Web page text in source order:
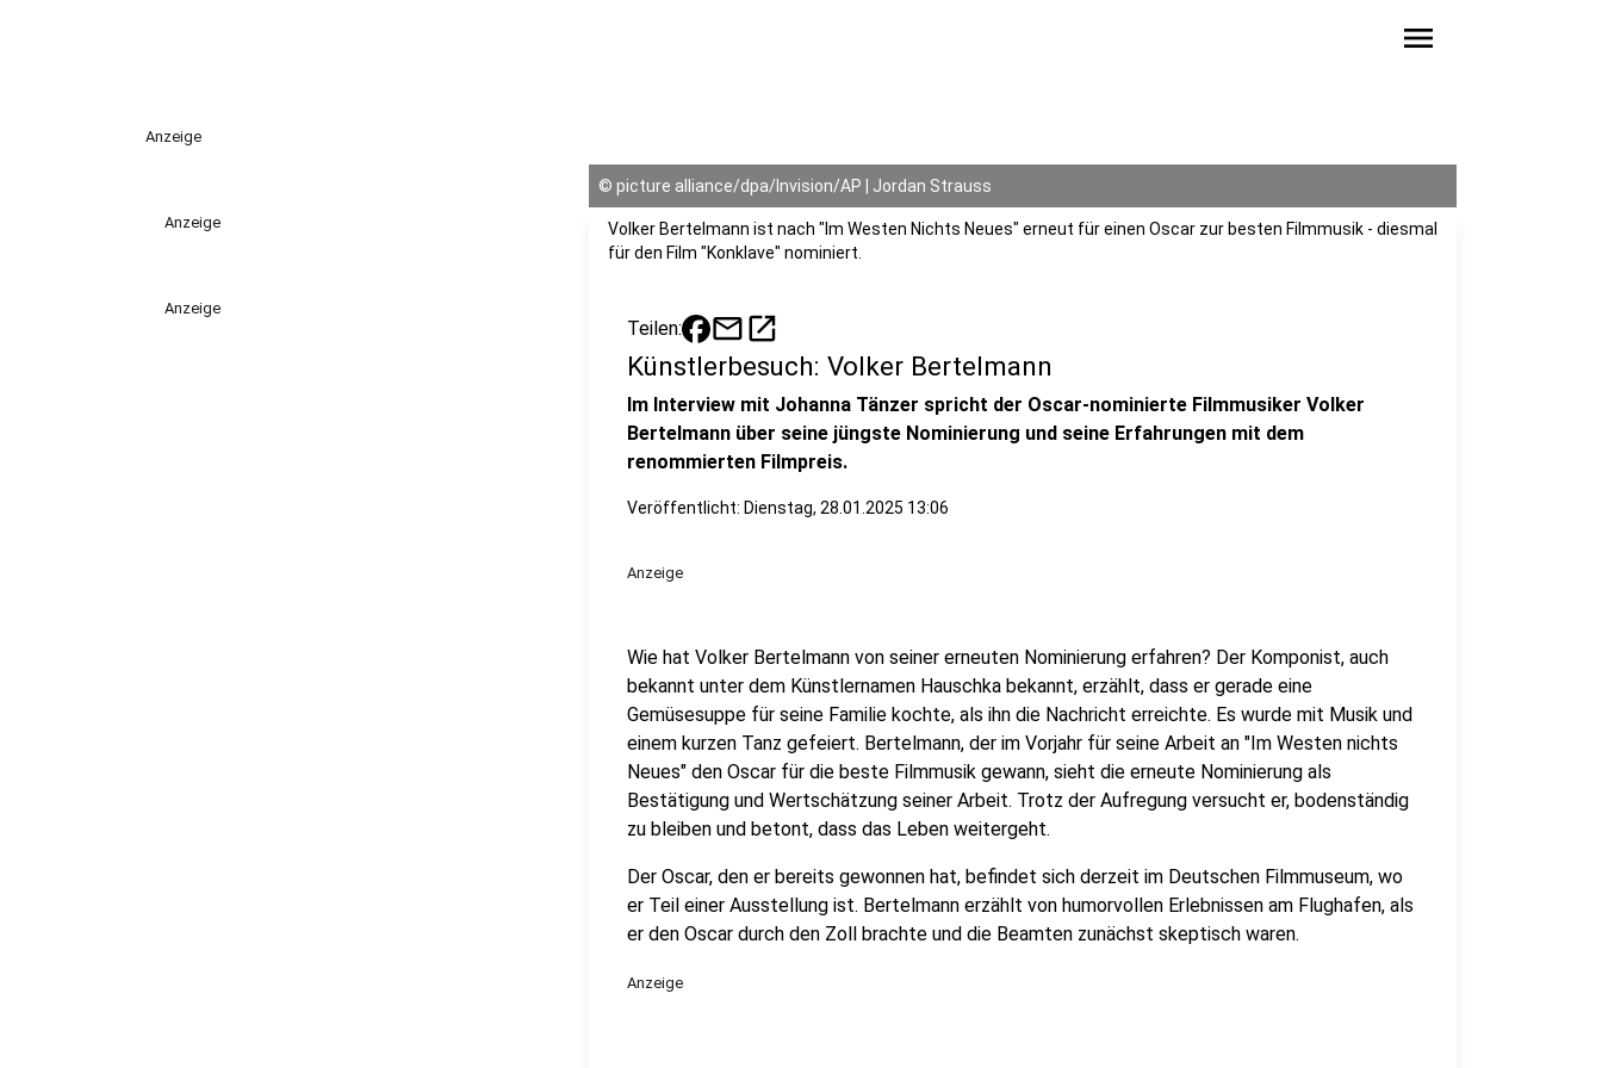
menu
Anzeige
Anzeige
Anzeige
© picture alliance/dpa/Invision/AP | Jordan Strauss
Volker Bertelmann ist nach "Im Westen Nichts Neues" erneut für einen Oscar zur besten Filmmusik - diesmal
für den Film "Konklave" nominiert.
Teilen: mailopen_in_new
Künstlerbesuch: Volker Bertelmann
Im Interview mit Johanna Tänzer spricht der Oscar-nominierte Filmmusiker Volker
Bertelmann über seine jüngste Nominierung und seine Erfahrungen mit dem
renommierten Filmpreis.
Veröffentlicht: Dienstag, 28.01.2025 13:06
Anzeige
Wie hat Volker Bertelmann von seiner erneuten Nominierung erfahren? Der Komponist, auch
bekannt unter dem Künstlernamen Hauschka bekannt, erzählt, dass er gerade eine
Gemüsesuppe für seine Familie kochte, als ihn die Nachricht erreichte. Es wurde mit Musik und
einem kurzen Tanz gefeiert. Bertelmann, der im Vorjahr für seine Arbeit an "Im Westen nichts
Neues" den Oscar für die beste Filmmusik gewann, sieht die erneute Nominierung als
Bestätigung und Wertschätzung seiner Arbeit. Trotz der Aufregung versucht er, bodenständig
zu bleiben und betont, dass das Leben weitergeht.
Der Oscar, den er bereits gewonnen hat, befindet sich derzeit im Deutschen Filmmuseum, wo
er Teil einer Ausstellung ist. Bertelmann erzählt von humorvollen Erlebnissen am Flughafen, als
er den Oscar durch den Zoll brachte und die Beamten zunächst skeptisch waren.
Anzeige